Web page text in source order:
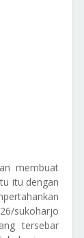
membuat
itu dengan
sukoharjo
tersebar